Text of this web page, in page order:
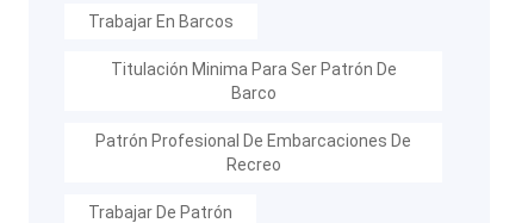
Trabajar En Barcos
Titulación Minima Para Ser Patrón De
Barco
Patrón Profesional De Embarcaciones De
Recreo
Trabajar De Patrón